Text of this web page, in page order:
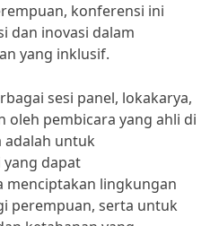
konferensi ini
dan inovasi dalam
yang inklusif.
sesi panel, lokakarya,
oleh pembicara yang ahli di
adalah untuk
dapat
menciptakan lingkungan
perempuan, serta untuk